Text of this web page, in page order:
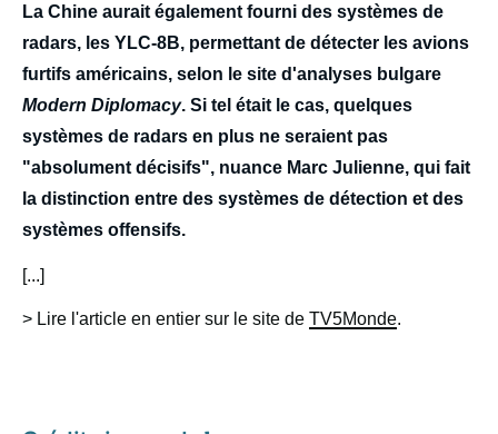
La Chine aurait également fourni des systèmes de
radars, les YLC-8B, permettant de détecter les avions
furtifs américains, selon le site d'analyses bulgare
Modern Diplomacy. Si tel était le cas, quelques
systèmes de radars en plus ne seraient pas
"absolument décisifs", nuance Marc Julienne, qui fait
la distinction entre des systèmes de détection et des
systèmes offensifs.
[...]
> Lire l'article en entier sur le site de TV5Monde.